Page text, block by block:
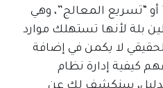
“تسريع المعالج”، وهي
بلة لأنها تستهلك موارد
لا يكمن في إضافة
كيفية إدارة نظام